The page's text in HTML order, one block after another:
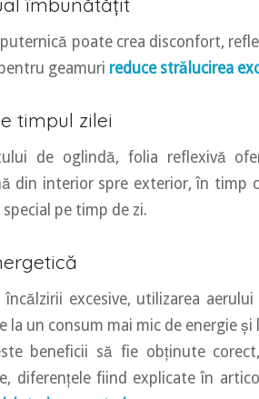
poate crea disconfort,
geamuri reduce strălucirea
timpul zilei
de oglindă, folia reflexivă
din interior spre exterior, în timp
pe timp de zi.
încălzirii excesive, utilizarea
la un consum mai mic de energie
beneficii să fie obținute
diferențele fiind explicate în